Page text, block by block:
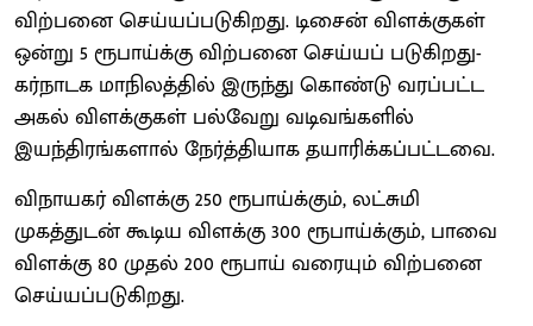
விற்பனை செய்யப்படுகிறது. டிசைன் விளக்குகள்
ஒன்று 5 ரூபாய்க்கு விற்பனை செய்யப் படுகிறது-
கர்நாடக மாநிலத்தில் இருந்து கொண்டு வரப்பட்ட
அகல் விளக்குகள் பல்வேறு வடிவங்களில்
இயந்திரங்களால் நேர்த்தியாக தயாரிக்கப்பட்டவை.
விநாயகர் விளக்கு 250 ரூபாய்க்கும், லட்சுமி
முகத்துடன் கூடிய விளக்கு 300 ரூபாய்க்கும், பாவை
விளக்கு 80 முதல் 200 ரூபாய் வரையும் விற்பனை
செய்யப்படுகிறது.